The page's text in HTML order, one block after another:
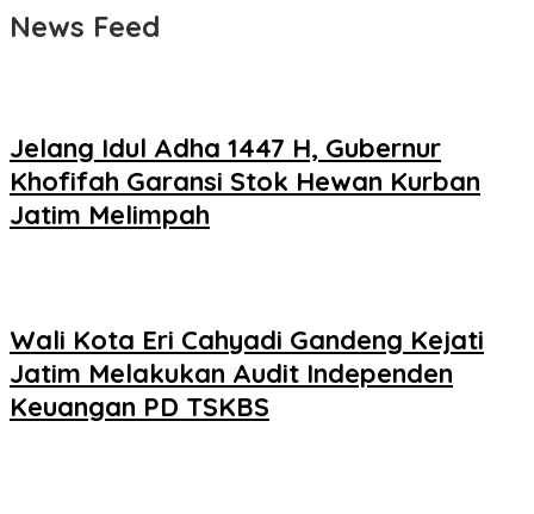
News Feed
Jelang Idul Adha 1447 H, Gubernur
Khofifah Garansi Stok Hewan Kurban
Jatim Melimpah
Wali Kota Eri Cahyadi Gandeng Kejati
Jatim Melakukan Audit Independen
Keuangan PD TSKBS